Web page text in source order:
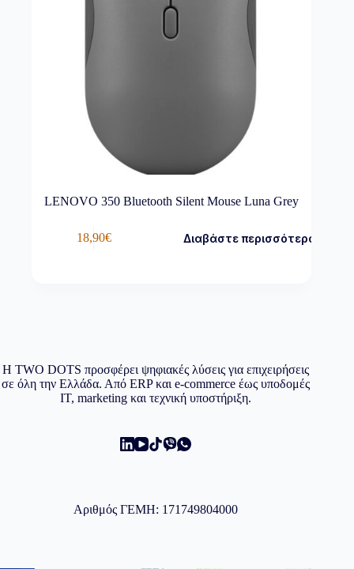
LENOVO 350 Bluetooth Silent Mouse Luna Grey
18,90€ Διαβάστε περισσότερα
Η TWO DOTS προσφέρει ψηφιακές λύσεις για επιχειρήσεις
σε όλη την Ελλάδα. Από ERP και e-commerce έως υποδομές
IT, marketing και τεχνική υποστήριξη.
Αριθμός ΓΕΜΗ: 171749804000